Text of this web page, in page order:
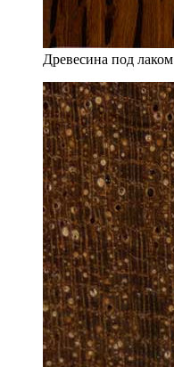
Древесина под лаком